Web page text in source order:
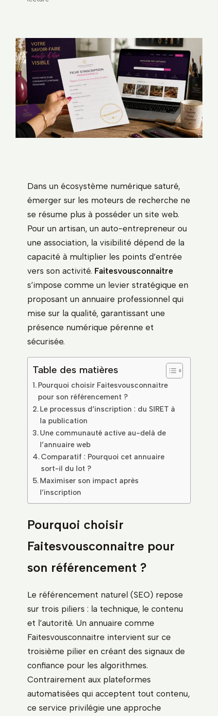
Dans un écosystème numérique saturé,
émerger sur les moteurs de recherche ne
se résume plus à posséder un site web.
Pour un artisan, un auto-entrepreneur ou
une association, la visibilité dépend de la
capacité à multiplier les points d’entrée
vers son activité. Faitesvousconnaitre
s’impose comme un levier stratégique en
proposant un annuaire professionnel qui
mise sur la qualité, garantissant une
présence numérique pérenne et
sécurisée.
Table des matières
Pourquoi choisir Faitesvousconnaitre
pour son référencement ?
Le processus d’inscription : du SIRET à
la publication
Une communauté active au-delà de
l’annuaire web
Comparatif : Pourquoi cet annuaire
sort-il du lot ?
Maximiser son impact après
l’inscription
Pourquoi choisir
Faitesvousconnaitre pour
son référencement ?
Le référencement naturel (SEO) repose
sur trois piliers : la technique, le contenu
et l’autorité. Un annuaire comme
Faitesvousconnaitre intervient sur ce
troisième pilier en créant des signaux de
confiance pour les algorithmes.
Contrairement aux plateformes
automatisées qui acceptent tout contenu,
ce service privilégie une approche